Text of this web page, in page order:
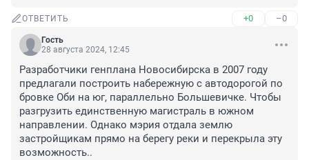
ОТВЕТИТЬ +0 –0
Гость
28 августа 2024, 12:45
Разработчики генплана Новосибирска в 2007 году
предлагали построить набережную с автодорогой по
бровке Оби на юг, параллельно Большевичке. Чтобы
разгрузить единственную магистраль в южном
направлении. Однако мэрия отдала землю
застройщикам прямо на берегу реки и перекрыла эту
возможность..